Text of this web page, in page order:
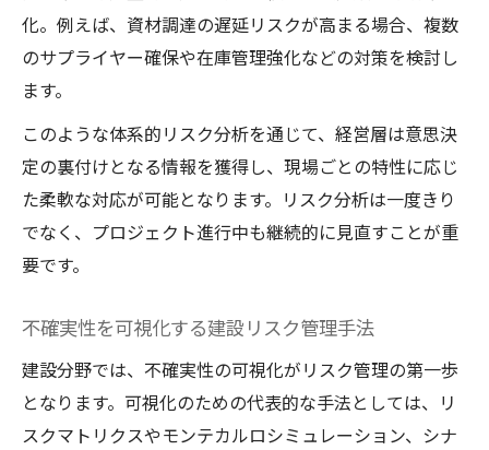
化。例えば、資材調達の遅延リスクが高まる場合、複数
のサプライヤー確保や在庫管理強化などの対策を検討し
ます。
このような体系的リスク分析を通じて、経営層は意思決
定の裏付けとなる情報を獲得し、現場ごとの特性に応じ
た柔軟な対応が可能となります。リスク分析は一度きり
でなく、プロジェクト進行中も継続的に見直すことが重
要です。
不確実性を可視化する建設リスク管理手法
建設分野では、不確実性の可視化がリスク管理の第一歩
となります。可視化のための代表的な手法としては、リ
スクマトリクスやモンテカルロシミュレーション、シナ